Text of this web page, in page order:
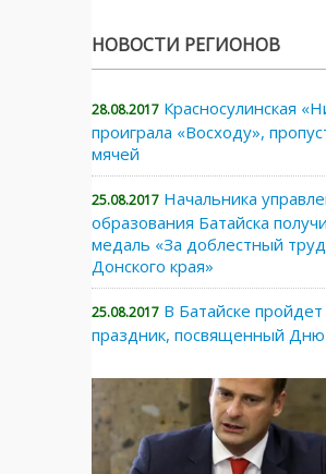
НОВОСТИ РЕГИОНОВ
28.08.2017 Красносулинская
проиграла «Восходу»,
мячей
25.08.2017 Начальника
образования Батайска
медаль «За доблестный
Донского края»
25.08.2017 В Батайске пройдет
праздник, посвященный